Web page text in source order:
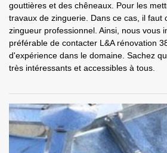
gouttières et des chêneaux. Pour les
travaux de zinguerie. Dans ce cas, il faut
zingueur professionnel. Ainsi, nous vous
préférable de contacter L&A rénovation
d'expérience dans le domaine. Sachez
très intéressants et accessibles à tous.